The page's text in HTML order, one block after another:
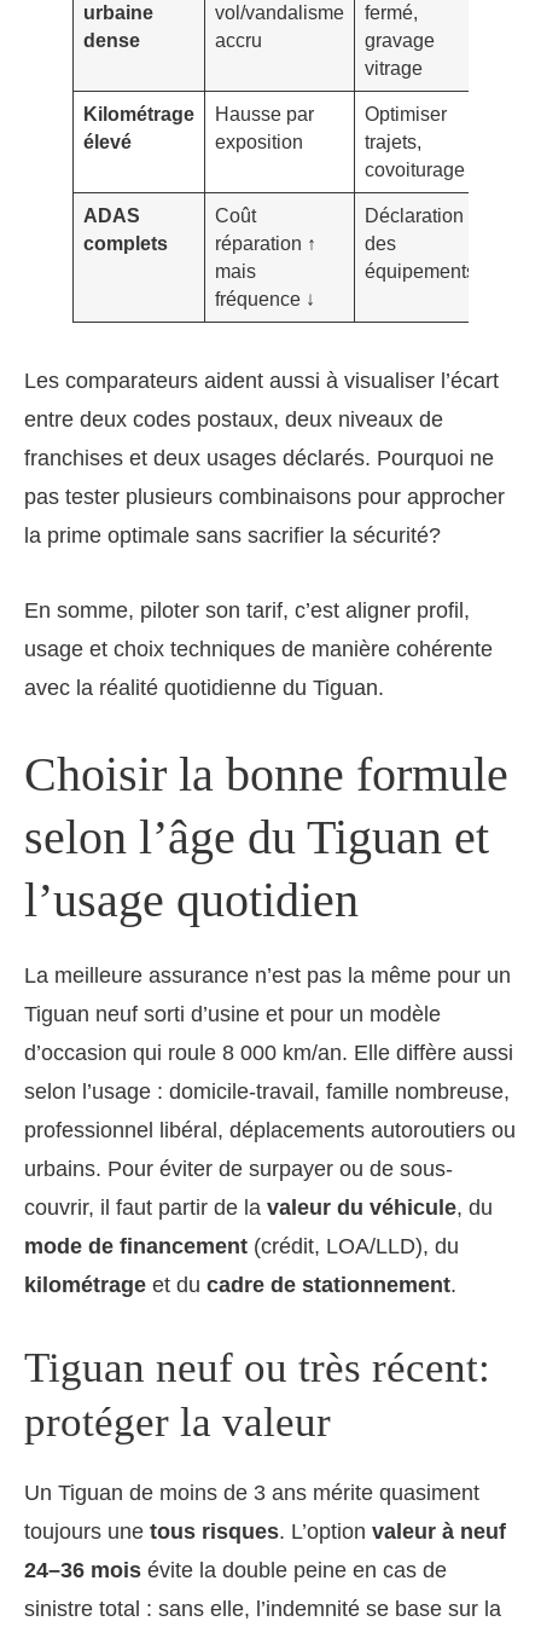
urbaine
dense
vol/vandalisme
accru
fermé,
gravage
vitrage
Kilométrage
élevé
Hausse par
exposition
Optimiser
trajets,
covoiturage
ADAS
complets
Coût
réparation ↑
mais
fréquence ↓
Déclaration
des
équipements
Les comparateurs aident aussi à visualiser l’écart
entre deux codes postaux, deux niveaux de
franchises et deux usages déclarés. Pourquoi ne
pas tester plusieurs combinaisons pour approcher
la prime optimale sans sacrifier la sécurité?
En somme, piloter son tarif, c’est aligner profil,
usage et choix techniques de manière cohérente
avec la réalité quotidienne du Tiguan.
Choisir la bonne formule
selon l’âge du Tiguan et
l’usage quotidien
La meilleure assurance n’est pas la même pour un
Tiguan neuf sorti d’usine et pour un modèle
d’occasion qui roule 8 000 km/an. Elle diffère aussi
selon l’usage : domicile-travail, famille nombreuse,
professionnel libéral, déplacements autoroutiers ou
urbains. Pour éviter de surpayer ou de sous-
couvrir, il faut partir de la valeur du véhicule, du
mode de financement (crédit, LOA/LLD), du
kilométrage et du cadre de stationnement.
Tiguan neuf ou très récent:
protéger la valeur
Un Tiguan de moins de 3 ans mérite quasiment
toujours une tous risques. L’option valeur à neuf
24–36 mois évite la double peine en cas de
sinistre total : sans elle, l’indemnité se base sur la